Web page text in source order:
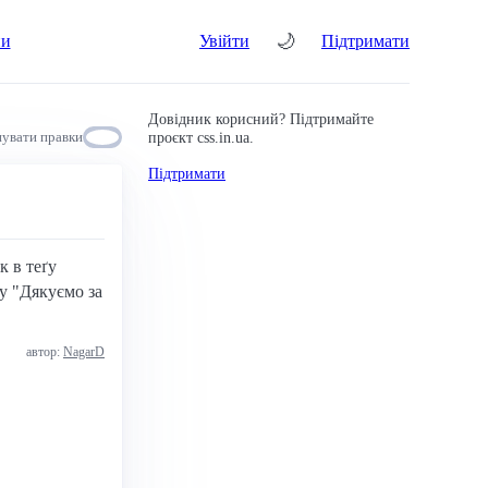
Увійти 🌙 Підтримати
правки
в теґу
"Дякуємо за
автор: NagarD
Довідник корисний? Підтримайте
проєкт css.in.ua.
Підтримати